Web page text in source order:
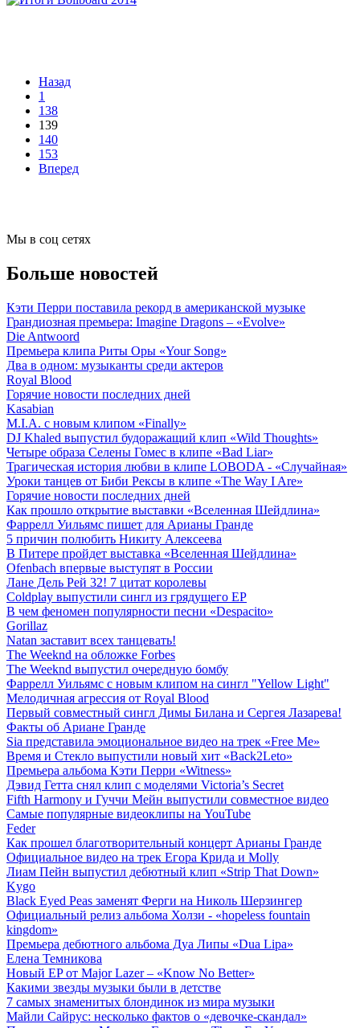
Назад
1
138
139
140
153
Вперед
Мы в соц сетях
Больше новостей
Кэти Перри поставила рекорд в американской музыке
Грандиозная премьера: Imagine Dragons – «Evolve»
Die Antwoord
Премьера клипа Риты Оры «Your Song»
Два в одном: музыканты среди актеров
Royal Blood
Горячие новости последних дней
Kasabian
M.I.A. с новым клипом «Finally»
DJ Khaled выпустил будоражащий клип «Wild Thoughts»
Четыре образа Селены Гомес в клипе «Bad Liar»
Трагическая история любви в клипе LOBODA - «Случайная»
Уроки танцев от Биби Рексы в клипе «The Way I Are»
Горячие новости последних дней
Как прошло открытие выставки «Вселенная Шейдлина»
Фаррелл Уильямс пишет для Арианы Гранде
5 причин полюбить Никиту Алексеева
В Питере пройдет выставка «Вселенная Шейдлина»
Ofenbach впервые выступят в России
Лане Дель Рей 32! 7 цитат королевы
Coldplay выпустили сингл из грядущего EP
В чем феномен популярности песни «Despacito»
Gorillaz
Natan заставит всех танцевать!
The Weeknd на обложке Forbes
The Weeknd выпустил очередную бомбу
Фаррелл Уильямс с новым клипом на сингл "Yellow Light"
Мелодичная агрессия от Royal Blood
Первый совместный сингл Димы Билана и Сергея Лазарева!
Факты об Ариане Гранде
Sia представила эмоциональное видео на трек «Free Me»
Время и Стекло выпустили новый хит «Back2Leto»
Премьера альбома Кэти Перри «Witness»
Дэвид Гетта снял клип с моделями Victoria’s Secret
Fifth Harmony и Гуччи Мейн выпустили совместное видео
Самые популярные видеоклипы на YouTube
Feder
Как прошел благотворительный концерт Арианы Гранде
Официальное видео на трек Егора Крида и Molly
Лиам Пейн выпустил дебютный клип «Strip That Down»
Kygo
Black Eyed Peas заменят Ферги на Николь Шерзингер
Официальный релиз альбома Холзи - «hopeless fountain
kingdom»
Премьера дебютного альбома Дуа Липы «Dua Lipa»
Елена Темникова
Новый EP от Major Lazer – «Know No Better»
Какими звезды музыки были в детстве
7 самых знаменитых блондинок из мира музыки
Майли Сайрус: несколько фактов о «девочке-скандал»